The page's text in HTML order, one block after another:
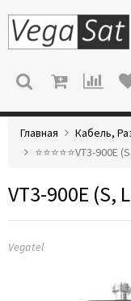
МЕНЮ
Главная Кабель,
⭐️⭐️⭐️⭐️⭐️VT3-900E
VT3-900E (S,
Vegatel